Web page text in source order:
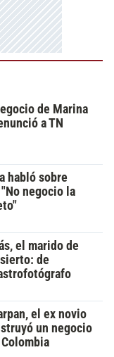
de Marina
a TN
habló sobre
negocio la
el marido de
de
el ex novio
un negocio